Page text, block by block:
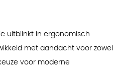
uitblinkt in ergonomisch
met aandacht voor zowel
voor moderne